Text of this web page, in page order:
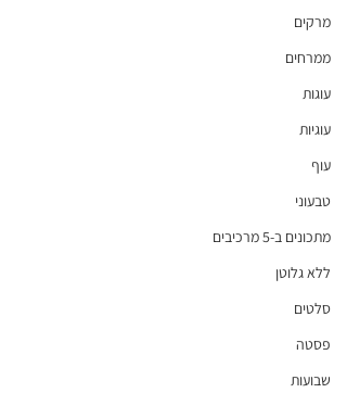
מרקים
ממרחים
עוגות
עוגיות
עוף
טבעוני
מתכונים ב-5 מרכיבים
ללא גלוטן
סלטים
פסטה
שבועות